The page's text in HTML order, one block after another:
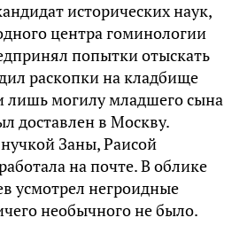
исторических наук,
центра гоминологии
попытки отыскать
раскопки на кладбище
лишь могилу младшего сына
доставлен в Москву.
Заны, Раисой
на почте. В облике
усмотрел негроидные
необычного не было.